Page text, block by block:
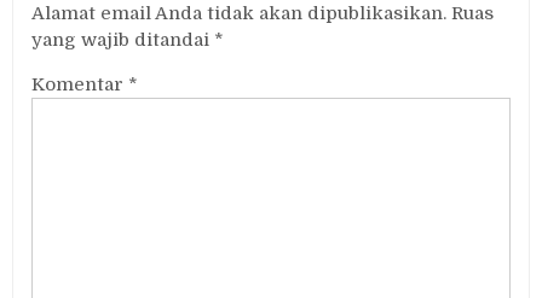
Alamat email Anda tidak akan dipublikasikan. Ruas
yang wajib ditandai *
Komentar *